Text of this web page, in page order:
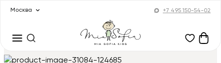
Москва +7 495 150-54-02